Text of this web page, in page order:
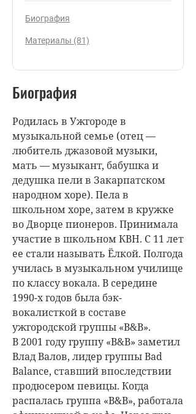
Биография
Материалы (81)
Биография
Родилась в Ужгороде в
музыкальной семье (отец —
любитель джазовой музыки,
мать — музыкант, бабушка и
дедушка пели в Закарпатском
народном хоре). Пела в
школьном хоре, затем в кружке
во Дворце пионеров. Принимала
участие в школьном КВН. С 11 лет
ее стали называть Ёлкой. Полгода
училась в музыкальном училище
по классу вокала. В середине
1990-х годов была бэк-
вокалисткой в составе
ужгородской группы «B&B».
В 2001 году группу «B&B» заметил
Влад Валов, лидер группы Bad
Balance, ставший впоследствии
продюсером певицы. Когда
распалась группа «B&B», работала